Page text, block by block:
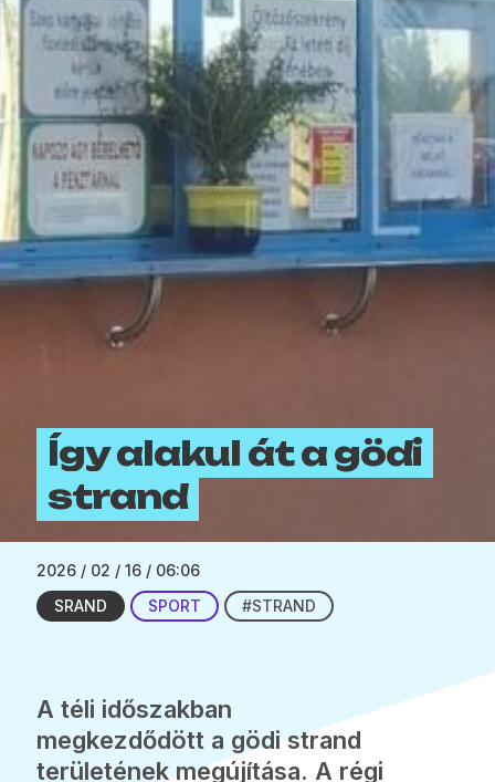
Így alakul át a gödi
strand
2026 / 02 / 16 / 06:06
SRAND
SPORT #STRAND
A téli időszakban
megkezdődött a gödi strand
területének megújítása. A régi